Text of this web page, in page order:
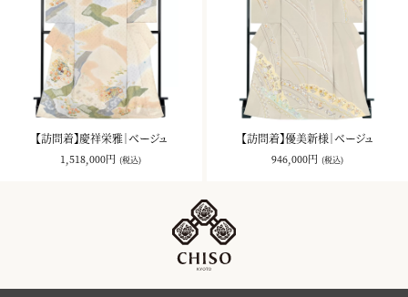
【訪問着】慶祥栄雅｜ベージュ
1,518,000円 (税込)
【訪問着】優美新様｜ベージュ
946,000円 (税込)